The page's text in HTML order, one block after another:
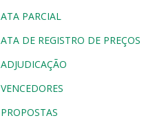
ATA PARCIAL
ATA DE REGISTRO DE PREÇOS
ADJUDICAÇÃO
VENCEDORES
PROPOSTAS